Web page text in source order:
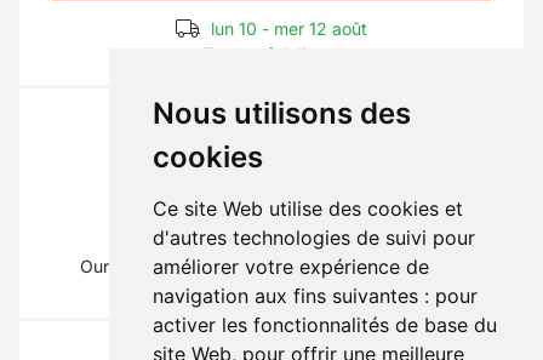
Nous utilisons des
cookies
Ce site Web utilise des cookies et
d'autres technologies de suivi pour
améliorer votre expérience de
navigation aux fins suivantes : pour
activer les fonctionnalités de base du
site Web, pour offrir une meilleure
lun 10 - mer 12 août
Terms of delivery
The part you need?
Our mechanics will inform you on01 69 88 16 16
(Type 1)